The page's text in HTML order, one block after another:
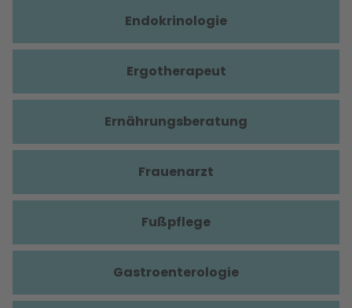
Endokrinologie
Ergotherapeut
Ernährungsberatung
Frauenarzt
Fußpflege
Gastroenterologie